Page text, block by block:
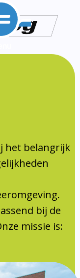
het belangrijk
bij de
missie is: